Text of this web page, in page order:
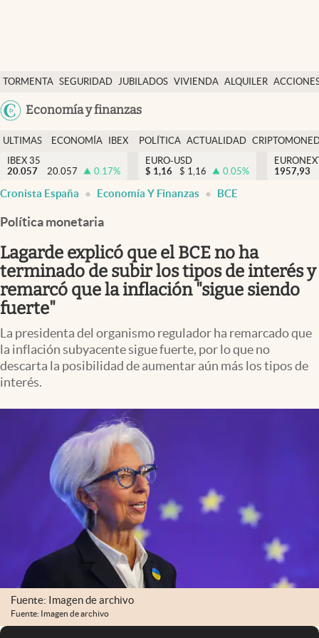
TORMENTA SEGURIDAD JUBILADOS VIVIENDA ALQUILER
USA
Economía y finanzas
Economía y finanzas
Política
Actualidad
Criptomonedas
España
ULTIMAS
NOTICIAS
ECONOMÍA
FINANZAS
IBEX
EURO
POLÍTICA ACTUALIDAD
IBEX 35
20.057
20.057 0.17%
EURO-USD
$ 1,16 $ 1,16 0.05%
1957,93
Cronista España Economía Y Finanzas BCE
Política monetaria
Lagarde explicó que el BCE no ha
terminado de subir los tipos de interés y
remarcó que la inflación "sigue siendo
fuerte"
La presidenta del organismo regulador ha remarcado que
la inflación subyacente sigue fuerte, por lo que no
descarta la posibilidad de aumentar aún más los tipos de
interés.
Fuente: Imagen de archivo
Fuente: Imagen de archivo